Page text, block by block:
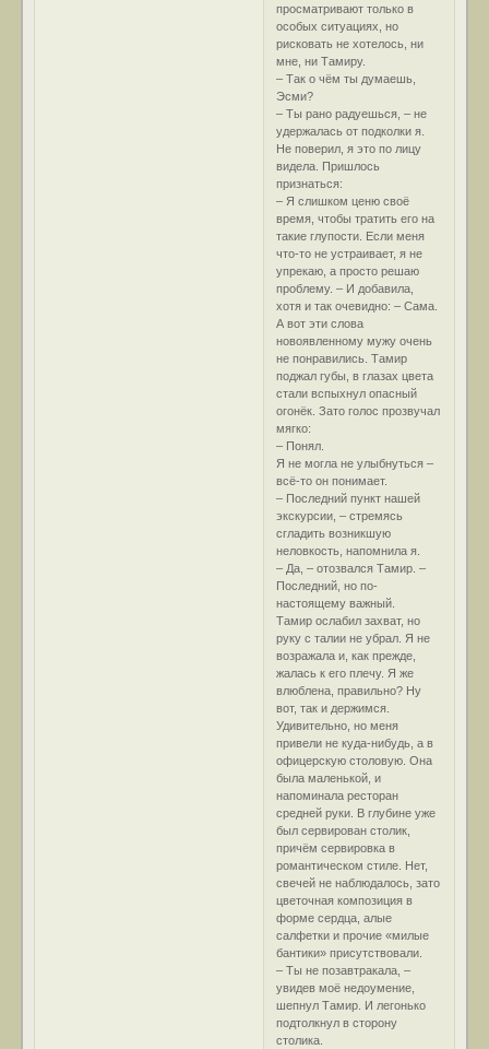
просматривают только в
особых ситуациях, но
рисковать не хотелось, ни
мне, ни Тамиру.
– Так о чём ты думаешь,
Эсми?
– Ты рано радуешься, – не
удержалась от подколки я.
Не поверил, я это по лицу
видела. Пришлось
признаться:
– Я слишком ценю своё
время, чтобы тратить его на
такие глупости. Если меня
что-то не устраивает, я не
упрекаю, а просто решаю
проблему. – И добавила,
хотя и так очевидно: – Сама.
А вот эти слова
новоявленному мужу очень
не понравились. Тамир
поджал губы, в глазах цвета
стали вспыхнул опасный
огонёк. Зато голос прозвучал
мягко:
– Понял.
Я не могла не улыбнуться –
всё-то он понимает.
– Последний пункт нашей
экскурсии, – стремясь
сгладить возникшую
неловкость, напомнила я.
– Да, – отозвался Тамир. –
Последний, но по-
настоящему важный.
Тамир ослабил захват, но
руку с талии не убрал. Я не
возражала и, как прежде,
жалась к его плечу. Я же
влюблена, правильно? Ну
вот, так и держимся.
Удивительно, но меня
привели не куда-нибудь, а в
офицерскую столовую. Она
была маленькой, и
напоминала ресторан
средней руки. В глубине уже
был сервирован столик,
причём сервировка в
романтическом стиле. Нет,
свечей не наблюдалось, зато
цветочная композиция в
форме сердца, алые
салфетки и прочие «милые
бантики» присутствовали.
– Ты не позавтракала, –
увидев моё недоумение,
шепнул Тамир. И легонько
подтолкнул в сторону
столика.